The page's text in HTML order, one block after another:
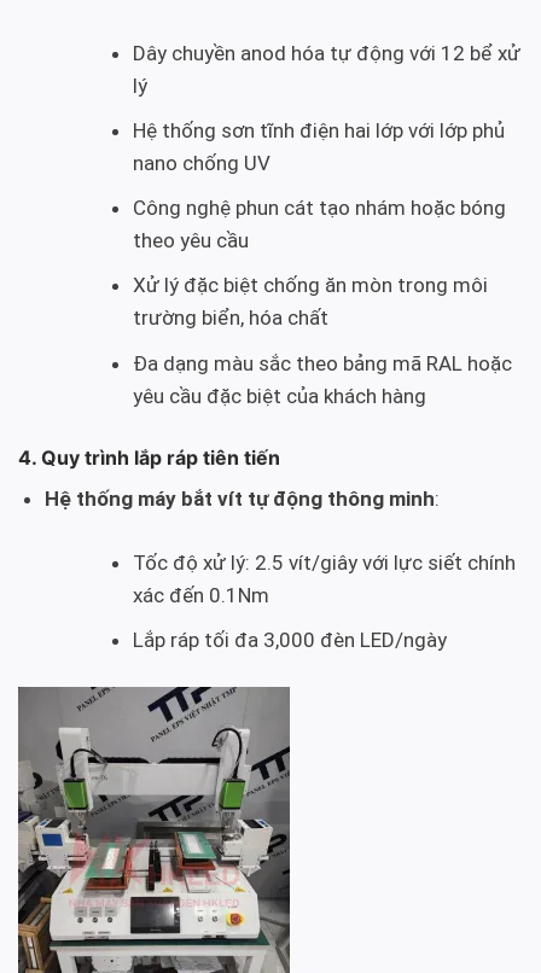
Dây chuyền anod hóa tự động với 12 bể xử
lý
Hệ thống sơn tĩnh điện hai lớp với lớp phủ
nano chống UV
Công nghệ phun cát tạo nhám hoặc bóng
theo yêu cầu
Xử lý đặc biệt chống ăn mòn trong môi
trường biển, hóa chất
Đa dạng màu sắc theo bảng mã RAL hoặc
yêu cầu đặc biệt của khách hàng
4. Quy trình lắp ráp tiên tiến
Hệ thống máy bắt vít tự động thông minh:
Tốc độ xử lý: 2.5 vít/giây với lực siết chính
xác đến 0.1Nm
Lắp ráp tối đa 3,000 đèn LED/ngày